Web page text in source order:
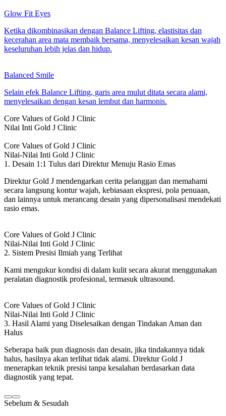
Glow Fit Eyes
Ketika dikombinasikan dengan Balance Lifting, elastisitas dan
kecerahan area mata membaik bersama, menyelesaikan kesan wajah
keseluruhan lebih jelas dan hidup.
Balanced Smile
Selain efek Balance Lifting, garis area mulut ditata secara alami,
menyelesaikan dengan kesan lembut dan harmonis.
Core Values of Gold J Clinic
Nilai Inti Gold J Clinic
Core Values of Gold J Clinic
Nilai-Nilai Inti Gold J Clinic
1. Desain 1:1 Tulus dari Direktur Menuju Rasio Emas
Direktur Gold J mendengarkan cerita pelanggan dan memahami
secara langsung kontur wajah, kebiasaan ekspresi, pola penuaan,
dan lainnya untuk merancang desain yang dipersonalisasi mendekati
rasio emas.
Core Values of Gold J Clinic
Nilai-Nilai Inti Gold J Clinic
2. Sistem Presisi Ilmiah yang Terlihat
Kami mengukur kondisi di dalam kulit secara akurat menggunakan
peralatan diagnostik profesional, termasuk ultrasound.
Core Values of Gold J Clinic
Nilai-Nilai Inti Gold J Clinic
3. Hasil Alami yang Diselesaikan dengan Tindakan Aman dan
Halus
Seberapa baik pun diagnosis dan desain, jika tindakannya tidak
halus, hasilnya akan terlihat tidak alami. Direktur Gold J
menerapkan teknik presisi tanpa kesalahan berdasarkan data
diagnostik yang tepat.
Sebelum & Sesudah